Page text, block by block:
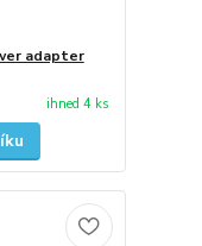
adapter
ihned 4 ks